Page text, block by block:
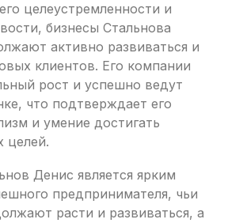
целеустремленности и
бизнесы Стальнова
активно развиваться и
клиентов. Его компании
рост и успешно ведут
что подтверждает его
и умение достигать
целей.
Денис является ярким
предпринимателя, чьи
расти и развиваться, а